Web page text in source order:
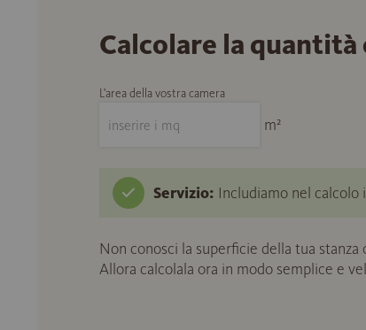
Calcolare la
L'area della vostra camera
m²
Servizio: Includiamo nel calcolo
Non conosci la superficie della tua stanza
Allora calcolala ora in modo semplice e